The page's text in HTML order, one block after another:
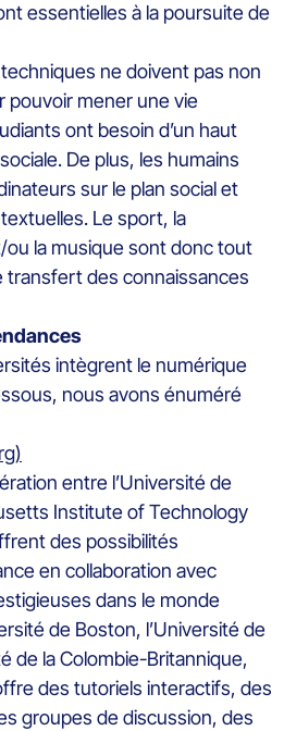
essentielles à la poursuite de
ne doivent pas non
pouvoir mener une vie
ont besoin d’un haut
De plus, les humains
sur le plan social et
Le sport, la
la musique sont donc tout
transfert des connaissances
intègrent le numérique
nous avons énuméré
entre l’Université de
Institute of Technology
des possibilités
en collaboration avec
dans le monde
de Boston, l’Université de
de la Colombie-Britannique,
des tutoriels interactifs, des
groupes de discussion, des